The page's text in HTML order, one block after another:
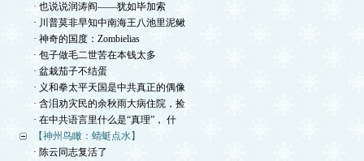
· 也说说润涛阎——犹如毕加索
· 川普莫非早知中南海王八池里泥鳅
· 神奇的国度：Zombielias
· 包子做毛二世苦在本钱太多
· 盆栽茄子不结蛋
· 义和拳太平天国是中共真正的偶像
· 含泪劝灾民的余秋雨大病住院，捡
· 在中共语言里什么是“真理”， 什
【神州鸟瞰：蜻蜓点水】
· 陈云同志复活了